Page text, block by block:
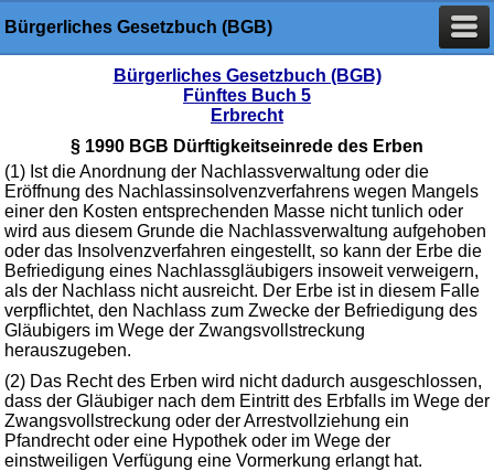
Bürgerliches Gesetzbuch (BGB)
Bürgerliches Gesetzbuch (BGB)
Fünftes Buch 5
Erbrecht
§ 1990 BGB Dürftigkeitseinrede des Erben
(1) Ist die Anordnung der Nachlassverwaltung oder die
Eröffnung des Nachlassinsolvenzverfahrens wegen Mangels
einer den Kosten entsprechenden Masse nicht tunlich oder
wird aus diesem Grunde die Nachlassverwaltung aufgehoben
oder das Insolvenzverfahren eingestellt, so kann der Erbe die
Befriedigung eines Nachlassgläubigers insoweit verweigern,
als der Nachlass nicht ausreicht. Der Erbe ist in diesem Falle
verpflichtet, den Nachlass zum Zwecke der Befriedigung des
Gläubigers im Wege der Zwangsvollstreckung
herauszugeben.
(2) Das Recht des Erben wird nicht dadurch ausgeschlossen,
dass der Gläubiger nach dem Eintritt des Erbfalls im Wege der
Zwangsvollstreckung oder der Arrestvollziehung ein
Pfandrecht oder eine Hypothek oder im Wege der
einstweiligen Verfügung eine Vormerkung erlangt hat.